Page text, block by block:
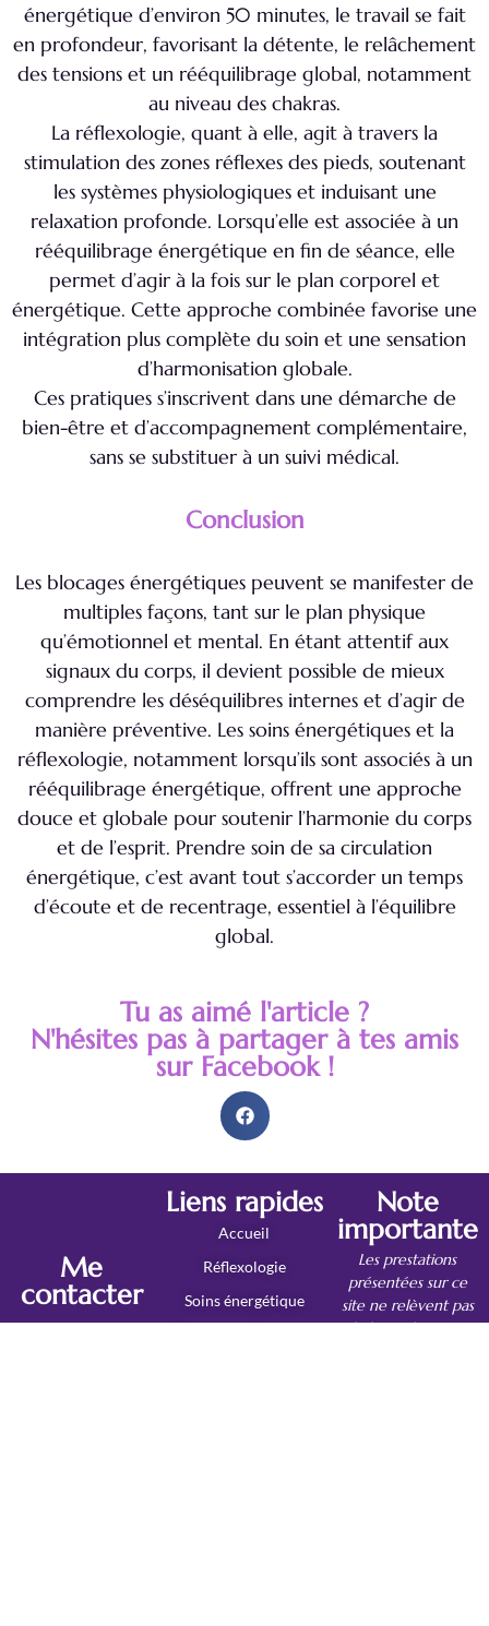
énergétique d’environ 50 minutes, le travail se fait
en profondeur, favorisant la détente, le relâchement
des tensions et un rééquilibrage global, notamment
au niveau des chakras.
La réflexologie, quant à elle, agit à travers la
stimulation des zones réflexes des pieds, soutenant
les systèmes physiologiques et induisant une
relaxation profonde. Lorsqu’elle est associée à un
rééquilibrage énergétique en fin de séance, elle
permet d’agir à la fois sur le plan corporel et
énergétique. Cette approche combinée favorise une
intégration plus complète du soin et une sensation
d’harmonisation globale.
Ces pratiques s’inscrivent dans une démarche de
bien-être et d’accompagnement complémentaire,
sans se substituer à un suivi médical.
Conclusion
Les blocages énergétiques peuvent se manifester de
multiples façons, tant sur le plan physique
qu’émotionnel et mental. En étant attentif aux
signaux du corps, il devient possible de mieux
comprendre les déséquilibres internes et d’agir de
manière préventive. Les soins énergétiques et la
réflexologie, notamment lorsqu’ils sont associés à un
rééquilibrage énergétique, offrent une approche
douce et globale pour soutenir l’harmonie du corps
et de l’esprit. Prendre soin de sa circulation
énergétique, c’est avant tout s’accorder un temps
d’écoute et de recentrage, essentiel à l’équilibre
global.
Tu as aimé l'article ?
N'hésites pas à partager à tes amis
sur Facebook !
Me
contacter
Liens rapides
Accueil
Réflexologie
Soins énergétique
Note
importante
Les prestations
présentées sur ce
site ne relèvent pas
de la médecine et